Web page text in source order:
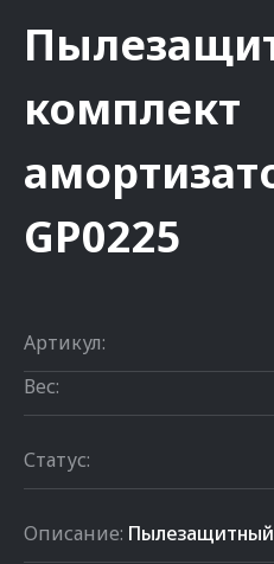
комплект
GP0225
Артикул:
Вес:
Статус:
Описание: Пылезащитный